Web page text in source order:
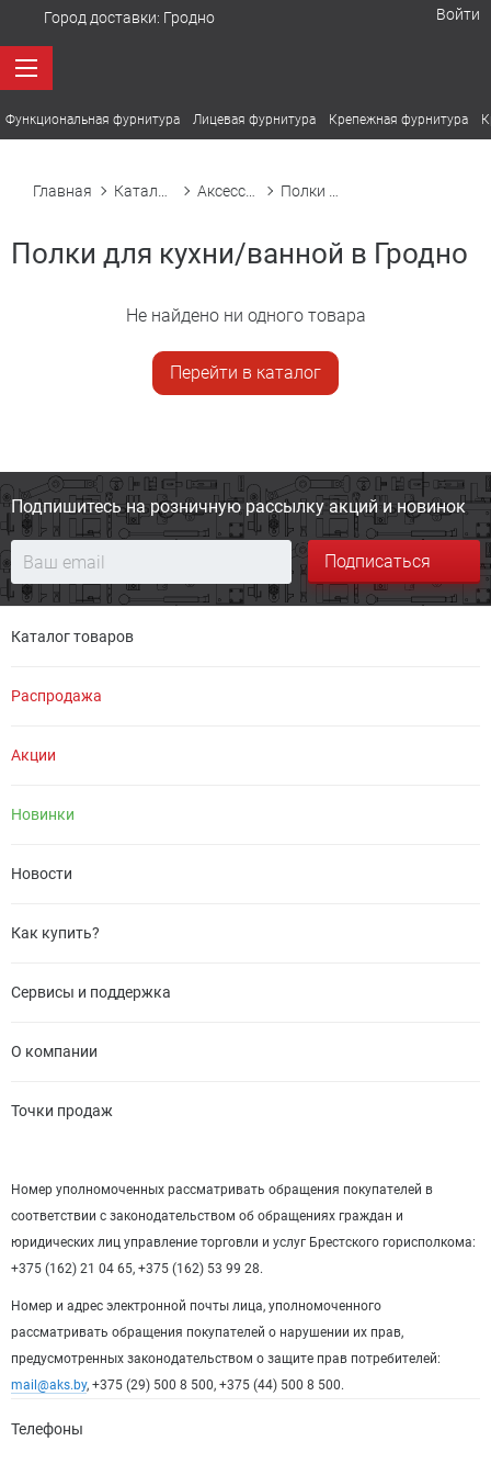
Город доставки: Гродно Войти
Функциональная фурнитура Лицевая фурнитура Крепежная фурнитура
Главная
Полки для кухни/ванной в Гродно
Не найдено ни одного товара
Перейти в каталог
Подпишитесь на розничную рассылку акций и новинок
Подписаться
Каталог товаров
Распродажа
Акции
Новинки
Новости
Как купить?
Сервисы и поддержка
О компании
Точки продаж
Номер уполномоченных рассматривать обращения покупателей в
соответствии с законодательством об обращениях граждан и
юридических лиц управление торговли и услуг Брестского горисполкома:
+375 (162) 21 04 65, +375 (162) 53 99 28.
Номер и адрес электронной почты лица, уполномоченного
рассматривать обращения покупателей о нарушении их прав,
предусмотренных законодательством о защите прав потребителей:
mail@aks.by, +375 (29) 500 8 500, +375 (44) 500 8 500.
Телефоны